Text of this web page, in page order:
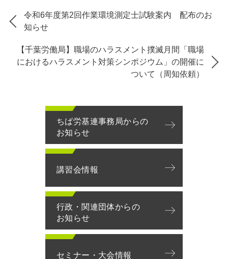
令和6年度第2回作業環境測定士試験案内 配布のお
知らせ
【千葉労働局】職場のハラスメント撲滅月間「職場
におけるハラスメント対策シンポジウム」の開催に
ついて（周知依頼）
ちば労基連事務局からの
お知らせ
講習会情報
行政・関連団体からの
お知らせ
セミナー・大会情報